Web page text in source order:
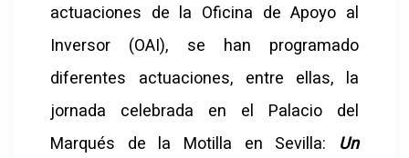
actuaciones de la Oficina de Apoyo al
Inversor (OAI), se han programado
diferentes actuaciones, entre ellas, la
jornada celebrada en el Palacio del
Marqués de la Motilla en Sevilla: Un